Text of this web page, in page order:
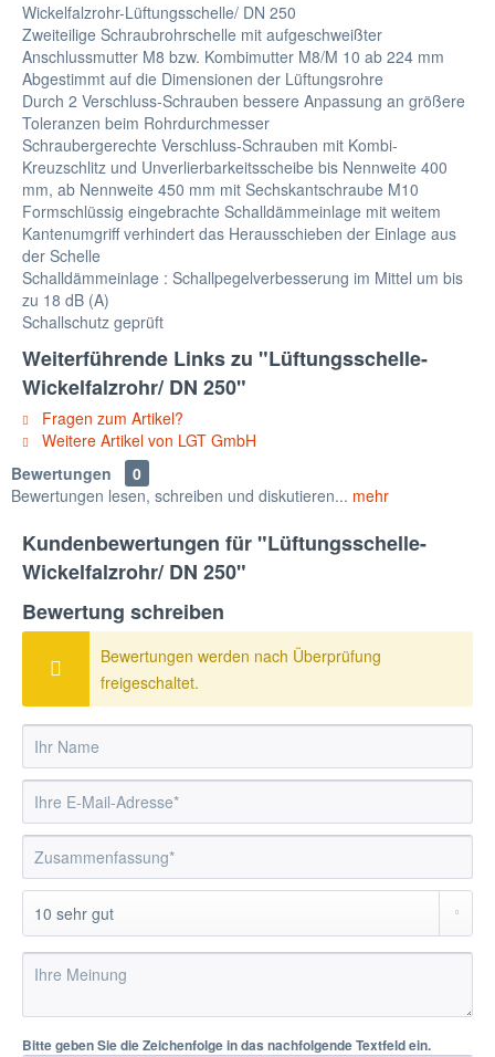
Wickelfalzrohr-Lüftungsschelle/ DN 250
Zweiteilige Schraubrohrschelle mit aufgeschweißter
Anschlussmutter M8 bzw. Kombimutter M8/M 10 ab 224 mm
Abgestimmt auf die Dimensionen der Lüftungsrohre
Durch 2 Verschluss-Schrauben bessere Anpassung an größere
Toleranzen beim Rohrdurchmesser
Schraubergerechte Verschluss-Schrauben mit Kombi-
Kreuzschlitz und Unverlierbarkeitsscheibe bis Nennweite 400
mm, ab Nennweite 450 mm mit Sechskantschraube M10
Formschlüssig eingebrachte Schalldämmeinlage mit weitem
Kantenumgriff verhindert das Herausschieben der Einlage aus
der Schelle
Schalldämmeinlage : Schallpegelverbesserung im Mittel um bis
zu 18 dB (A)
Schallschutz geprüft
Weiterführende Links zu "Lüftungsschelle-
Wickelfalzrohr/ DN 250"
Fragen zum Artikel?
Weitere Artikel von LGT GmbH
Bewertungen
0
Bewertungen lesen, schreiben und diskutieren... mehr
Kundenbewertungen für "Lüftungsschelle-
Wickelfalzrohr/ DN 250"
Bewertung schreiben
Bewertungen werden nach Überprüfung
freigeschaltet.
Bitte geben Sie die Zeichenfolge in das nachfolgende Textfeld ein.